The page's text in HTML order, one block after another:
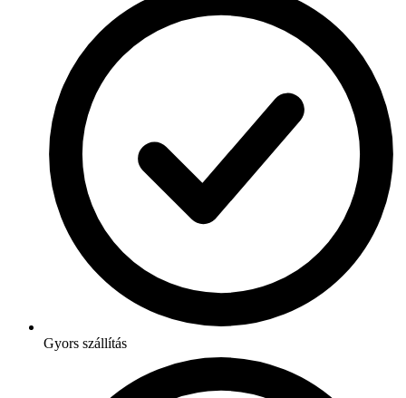
Gyors szállítás